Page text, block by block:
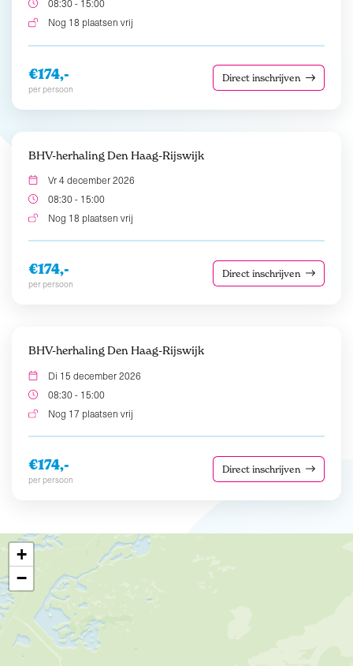
08:30 - 15:00
Nog 18 plaatsen vrij
€174,-
per persoon
Direct inschrijven
BHV-herhaling Den Haag-Rijswijk
Vr 4 december 2026
08:30 - 15:00
Nog 18 plaatsen vrij
€174,-
per persoon
Direct inschrijven
BHV-herhaling Den Haag-Rijswijk
Di 15 december 2026
08:30 - 15:00
Nog 17 plaatsen vrij
€174,-
per persoon
Direct inschrijven
+
−